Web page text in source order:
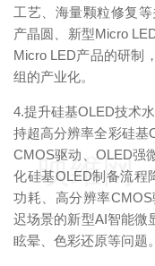
工艺、海量颗粒修复
产晶圆、新型Micro
Micro LED产品的研制
组的产业化。
4.提升硅基OLED技术
持超高分辨率全彩硅基
CMOS驱动、OLED强
化硅基OLED制备流程
功耗、高分辨率
迟场景的新型AI智能微
眩晕、色彩还原等问题。
映维网